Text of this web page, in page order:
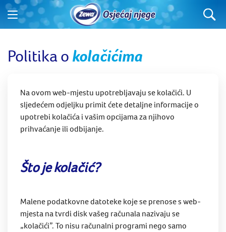
Politika okolačićima
Na ovom web-mjestu upotrebljavaju se kolačići. U
sljedećem odjeljku primit ćete detaljne informacije o
upotrebi kolačića i vašim opcijama za njihovo
prihvaćanje ili odbijanje.
Što je kolačić?
Malene podatkovne datoteke koje se prenose s web-
mjesta na tvrdi disk vašeg računala nazivaju se
„kolačići”. To nisu računalni programi nego samo